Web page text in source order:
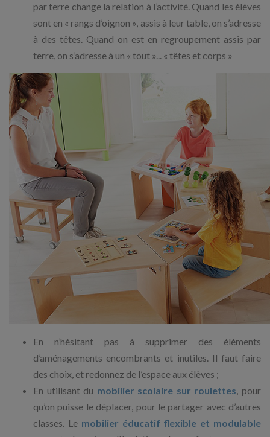
par terre change la relation à l’activité. Quand les élèves
sont en « rangs d’oignon », assis à leur table, on s’adresse
à des têtes. Quand on est en regroupement assis par
terre, on s’adresse à un « tout »... « têtes et corps »
En n’hésitant pas à supprimer des éléments
d’aménagements encombrants et inutiles. Il faut faire
des choix, et redonnez de l’espace aux élèves ;
En utilisant du mobilier scolaire sur roulettes, pour
qu’on puisse le déplacer, pour le partager avec d’autres
classes. Le mobilier éducatif flexible et modulable